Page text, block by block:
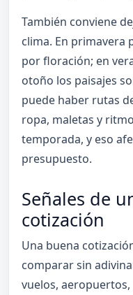
También conviene
clima. En primavera
por floración; en
otoño los paisajes
puede haber rutas
ropa, maletas y
temporada, y eso
presupuesto.
Señales de
cotización
Una buena
comparar sin
vuelos,